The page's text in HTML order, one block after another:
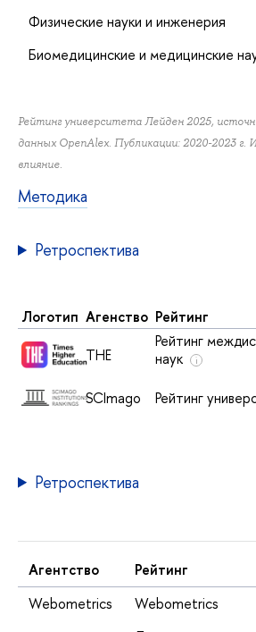
Физические науки и инженерия
Биомедицинские и медицинские
Рейтинг университета Лейден 2025,
данных OpenAlex. Публикации: 2020-2023 г.
влияние.
Методика
Ретроспектива
Логотип Агенство Рейтинг
THE
Рейтинг
наук
i
SCImago Рейтинг
Ретроспектива
Агентство
Рейтинг
Webometrics
Webometrics